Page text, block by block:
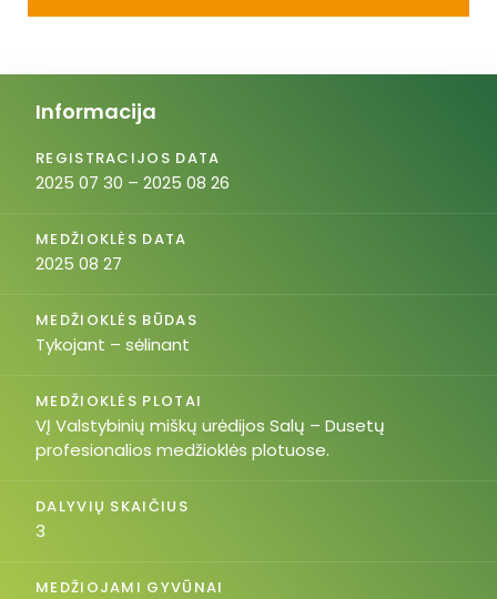
Informacija
REGISTRACIJOS DATA
2025 07 30 – 2025 08 26
MEDŽIOKLĖS DATA
2025 08 27
MEDŽIOKLĖS BŪDAS
Tykojant – sėlinant
MEDŽIOKLĖS PLOTAI
VĮ Valstybinių miškų urėdijos Salų – Dusetų
profesionalios medžioklės plotuose.
DALYVIŲ SKAIČIUS
3
MEDŽIOJAMI GYVŪNAI